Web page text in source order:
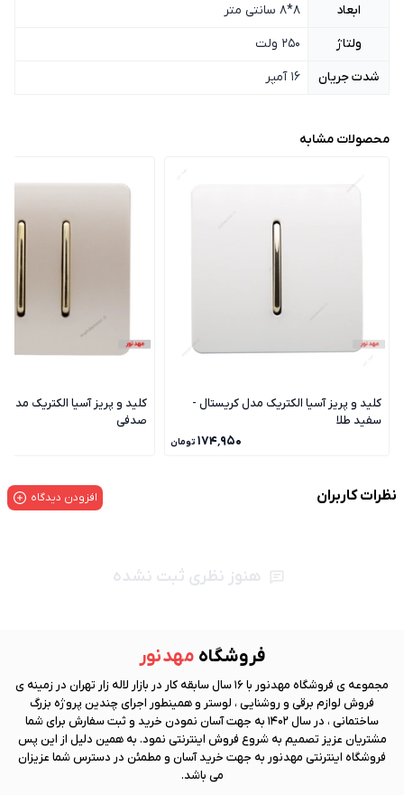
ابعاد
8*8 سانتی متر
ولتاژ
250 ولت
شدت جریان
16 آمپر
محصولات مشابه
کلید و پریز آسیا الکتریک مدل کریستال -
سفید طلا
۱۷۴٬۹۵۰ تومان
کلید و پریز آسیا الکتریک مدل
صدفی
نظرات کاربران افزودن دیدگاه
هنوز نظری ثبت نشده
فروشگاه مهد نور
مجموعه ی فروشگاه مهد نور
با 16 سال سابقه کار در بازار لاله زار تهران در زمینه ی
فروش لوازم برقی و روشنایی ، لوستر و همینطور اجرای چندین پروژه بزرگ
ساختمانی ، در سال 1402 به جهت آسان نمودن خرید و ثبت سفارش برای شما
مشتریان عزیز تصمیم به شروع فروش اینترنتی نمود. به همین دلیل از این پس
فروشگاه اینترنتی مهد نور به جهت خرید آسان و مطمئن در دسترس شما عزیزان
می باشد.